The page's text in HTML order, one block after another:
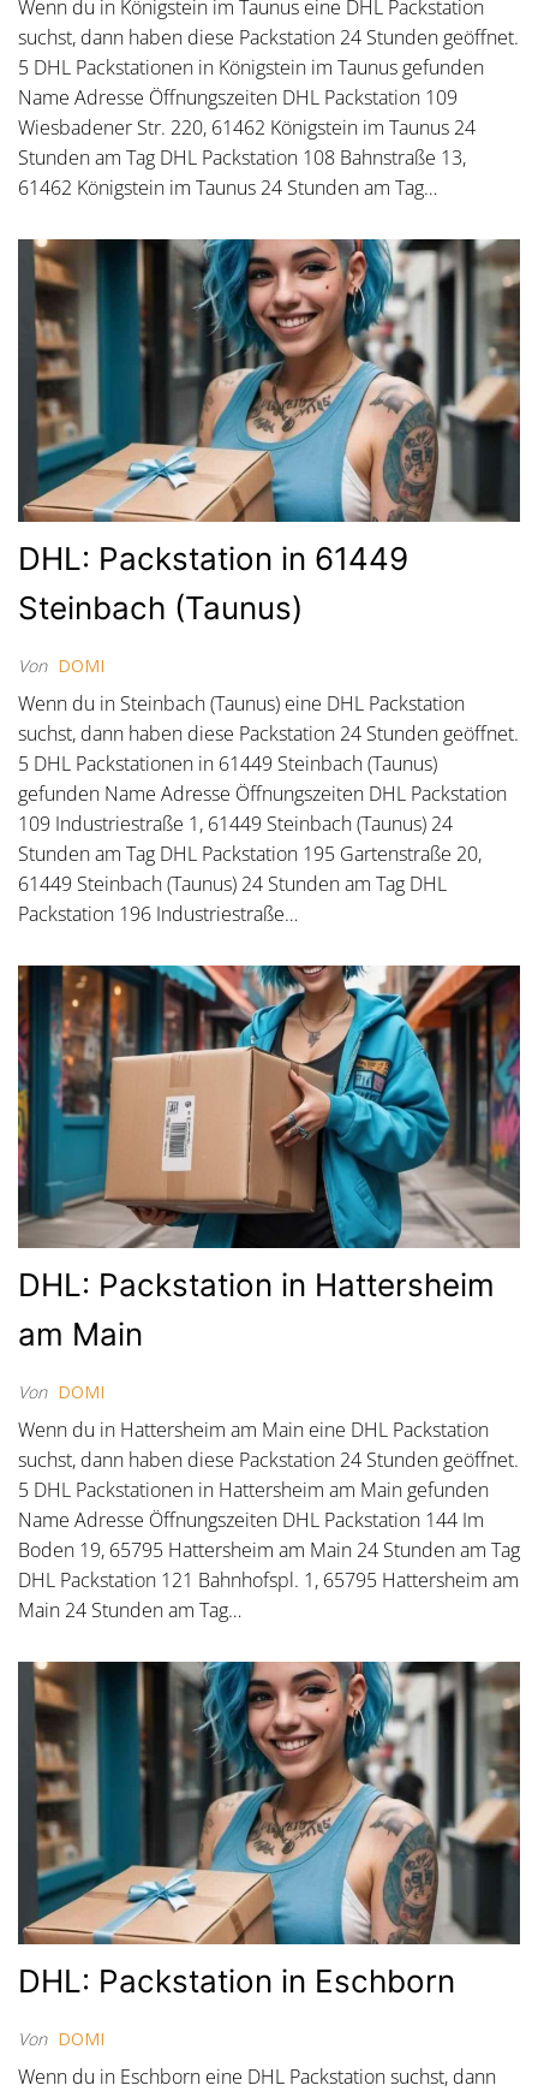
Wenn du in Königstein im Taunus eine DHL Packstation
suchst, dann haben diese Packstation 24 Stunden geöffnet.
5 DHL Packstationen in Königstein im Taunus gefunden
Name Adresse Öffnungszeiten DHL Packstation 109
Wiesbadener Str. 220, 61462 Königstein im Taunus 24
Stunden am Tag DHL Packstation 108 Bahnstraße 13,
61462 Königstein im Taunus 24 Stunden am Tag…
DHL: Packstation in 61449
Steinbach (Taunus)
Von DOMI
Wenn du in Steinbach (Taunus) eine DHL Packstation
suchst, dann haben diese Packstation 24 Stunden geöffnet.
5 DHL Packstationen in 61449 Steinbach (Taunus)
gefunden Name Adresse Öffnungszeiten DHL Packstation
109 Industriestraße 1, 61449 Steinbach (Taunus) 24
Stunden am Tag DHL Packstation 195 Gartenstraße 20,
61449 Steinbach (Taunus) 24 Stunden am Tag DHL
Packstation 196 Industriestraße…
DHL: Packstation in Hattersheim
am Main
Von DOMI
Wenn du in Hattersheim am Main eine DHL Packstation
suchst, dann haben diese Packstation 24 Stunden geöffnet.
5 DHL Packstationen in Hattersheim am Main gefunden
Name Adresse Öffnungszeiten DHL Packstation 144 Im
Boden 19, 65795 Hattersheim am Main 24 Stunden am Tag
DHL Packstation 121 Bahnhofspl. 1, 65795 Hattersheim am
Main 24 Stunden am Tag…
DHL: Packstation in Eschborn
Von DOMI
Wenn du in Eschborn eine DHL Packstation suchst, dann